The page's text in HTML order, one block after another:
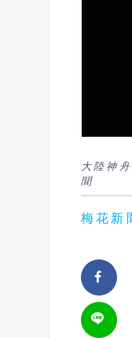
大陸神
聞
梅花新